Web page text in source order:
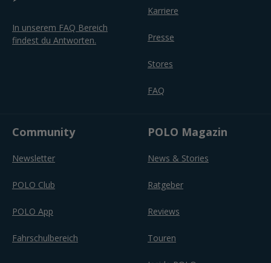
In unserem FAQ Bereich
findest du Antworten.
Karriere
Presse
Stores
FAQ
Community
Newsletter
POLO Club
POLO App
Fahrschulbereich
POLO Magazin
News & Stories
Ratgeber
Reviews
Touren